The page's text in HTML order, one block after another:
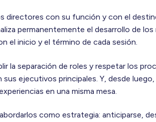
directores con su función y con el
permanentemente el desarrollo de
el inicio y el término de cada sesión.
la separación de roles y respetar los
ejecutivos principales. Y, desde
en una misma mesa.
como estrategia: anticiparse,